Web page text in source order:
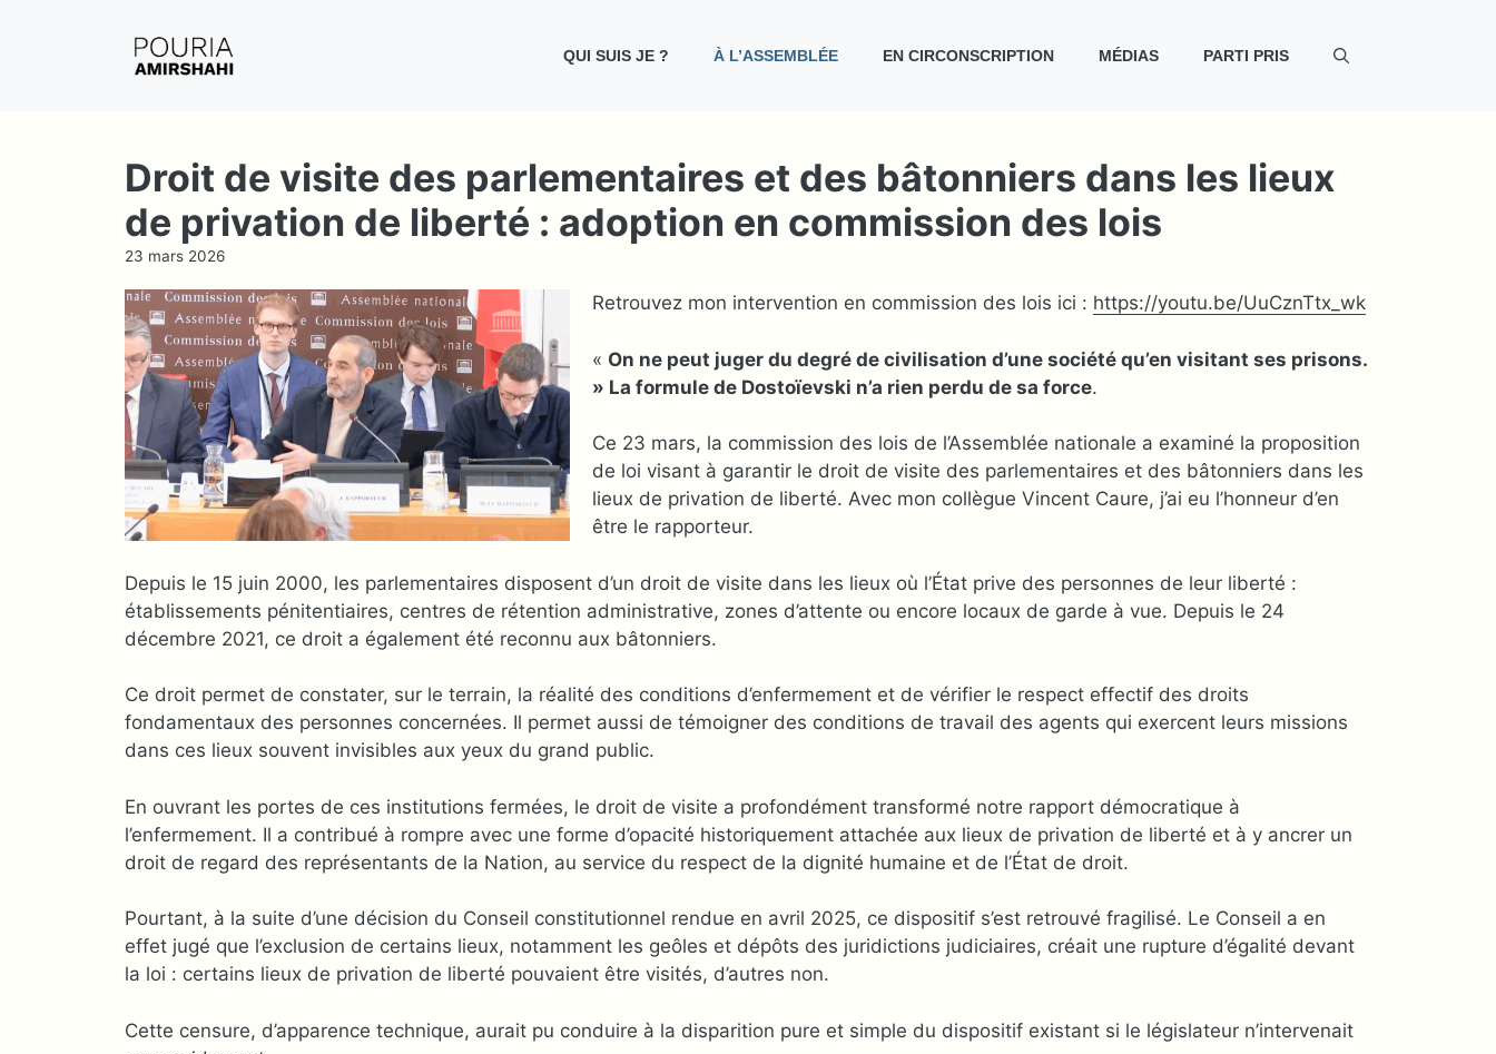
QUI SUIS JE ? À L’ASSEMBLÉE EN CIRCONSCRIPTION MÉDIAS PARTI PRIS
Droit de visite des parlementaires et des bâtonniers dans les lieux
de privation de liberté : adoption en commission des lois
23 mars 2026
Retrouvez mon intervention en commission des lois ici : https://youtu.be/UuCznTtx_wk
« On ne peut juger du degré de civilisation d’une société qu’en visitant ses prisons.
» La formule de Dostoïevski n’a rien perdu de sa force.
Ce 23 mars, la commission des lois de l’Assemblée nationale a examiné la proposition
de loi visant à garantir le droit de visite des parlementaires et des bâtonniers dans les
lieux de privation de liberté. Avec mon collègue Vincent Caure, j’ai eu l’honneur d’en
être le rapporteur.
Depuis le 15 juin 2000, les parlementaires disposent d’un droit de visite dans les lieux où l’État prive des personnes de leur liberté :
établissements pénitentiaires, centres de rétention administrative, zones d’attente ou encore locaux de garde à vue. Depuis le 24
décembre 2021, ce droit a également été reconnu aux bâtonniers.
Ce droit permet de constater, sur le terrain, la réalité des conditions d’enfermement et de vérifier le respect effectif des droits
fondamentaux des personnes concernées. Il permet aussi de témoigner des conditions de travail des agents qui exercent leurs missions
dans ces lieux souvent invisibles aux yeux du grand public.
En ouvrant les portes de ces institutions fermées, le droit de visite a profondément transformé notre rapport démocratique à
l’enfermement. Il a contribué à rompre avec une forme d’opacité historiquement attachée aux lieux de privation de liberté et à y ancrer un
droit de regard des représentants de la Nation, au service du respect de la dignité humaine et de l’État de droit.
Pourtant, à la suite d’une décision du Conseil constitutionnel rendue en avril 2025, ce dispositif s’est retrouvé fragilisé. Le Conseil a en
effet jugé que l’exclusion de certains lieux, notamment les geôles et dépôts des juridictions judiciaires, créait une rupture d’égalité devant
la loi : certains lieux de privation de liberté pouvaient être visités, d’autres non.
Cette censure, d’apparence technique, aurait pu conduire à la disparition pure et simple du dispositif existant si le législateur n’intervenait